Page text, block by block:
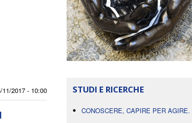
11/2017 - 10:00 STUDI E RICERCHE
CONOSCERE, CAPIRE PER AGIRE.